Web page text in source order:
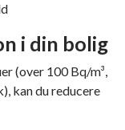
i din bolig
(over 100 Bq/m³,
kan du reducere